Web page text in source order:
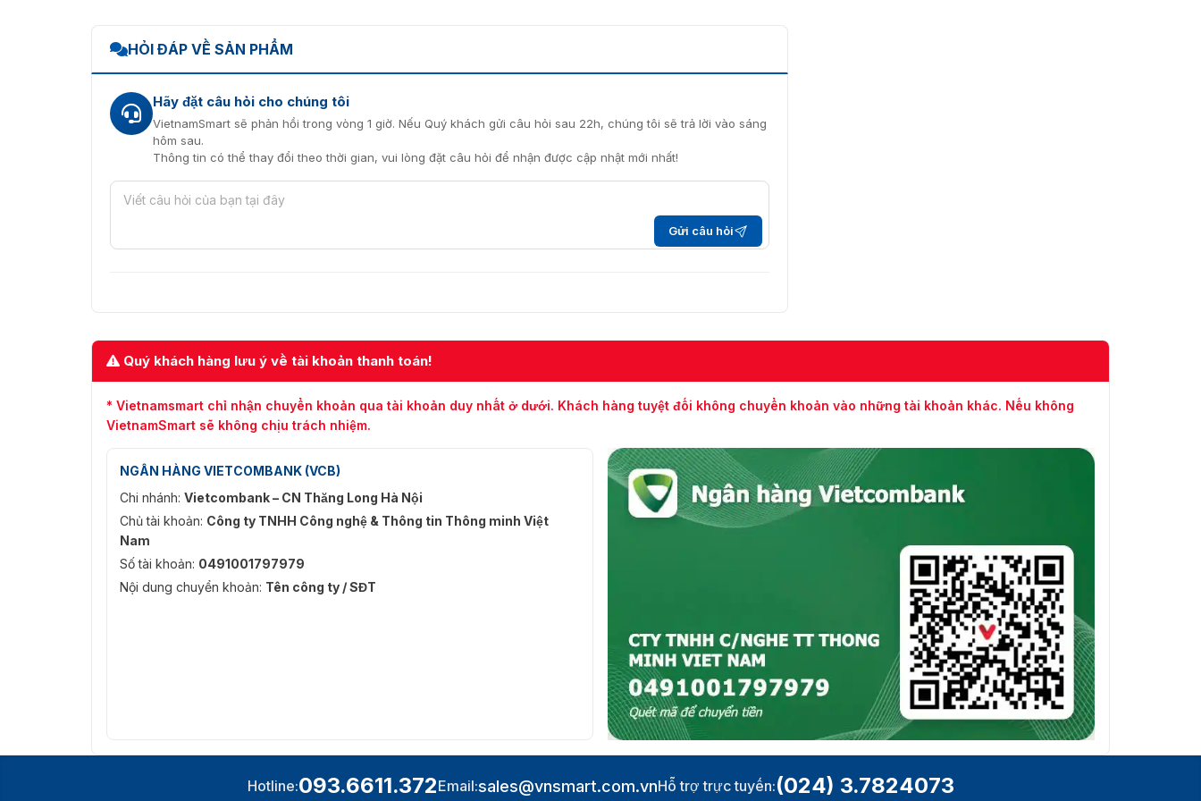
HỎI ĐÁP VỀ SẢN PHẨM
Hãy đặt câu hỏi cho chúng tôi
VietnamSmart sẽ phản hồi trong vòng 1 giờ. Nếu Quý khách gửi câu hỏi sau 22h, chúng tôi sẽ trả lời vào sáng
hôm sau.
Thông tin có thể thay đổi theo thời gian, vui lòng đặt câu hỏi để nhận được cập nhật mới nhất!
Gửi câu hỏi
Quý khách hàng lưu ý về tài khoản thanh toán!
* Vietnamsmart chỉ nhận chuyển khoản qua tài khoản duy nhất ở dưới. Khách hàng tuyệt đối không chuyển khoản vào những tài khoản khác. Nếu không
VietnamSmart sẽ không chịu trách nhiệm.
NGÂN HÀNG VIETCOMBANK (VCB)
Chi nhánh: Vietcombank – CN Thăng Long Hà Nội
Chủ tài khoản: Công ty TNHH Công nghệ & Thông tin Thông minh Việt
Nam
Số tài khoản: 0491001797979
Nội dung chuyển khoản: Tên công ty / SĐT
Hotline:093.6611.372Email:sales@vnsmart.com.vnHỗ trợ trực tuyến:(024) 3.7824073